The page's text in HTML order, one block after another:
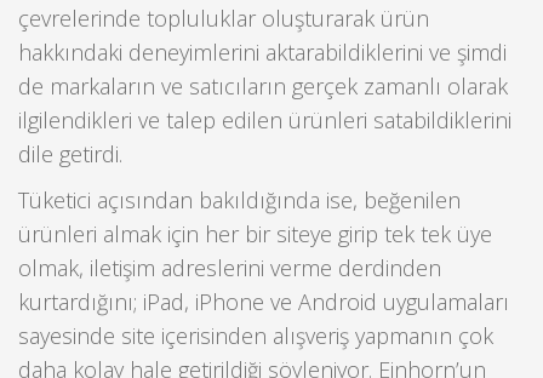
çevrelerinde topluluklar oluşturarak ürün
hakkındaki deneyimlerini aktarabildiklerini ve şimdi
de markaların ve satıcıların gerçek zamanlı olarak
ilgilendikleri ve talep edilen ürünleri satabildiklerini
dile getirdi.
Tüketici açısından bakıldığında ise, beğenilen
ürünleri almak için her bir siteye girip tek tek üye
olmak, iletişim adreslerini verme derdinden
kurtardığını; iPad, iPhone ve Android uygulamaları
sayesinde site içerisinden alışveriş yapmanın çok
daha kolay hale getirildiği söyleniyor. Einhorn’un